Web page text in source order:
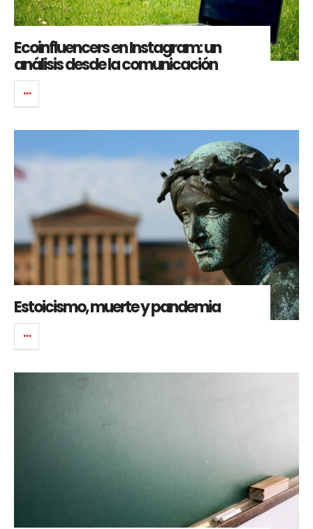
Ecoinfluencers en Instagram: un
análisis desde la comunicación
Estoicismo, muerte y pandemia